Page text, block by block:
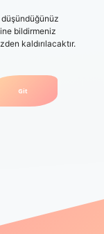
bildirmeniz
kaldırılacaktır.